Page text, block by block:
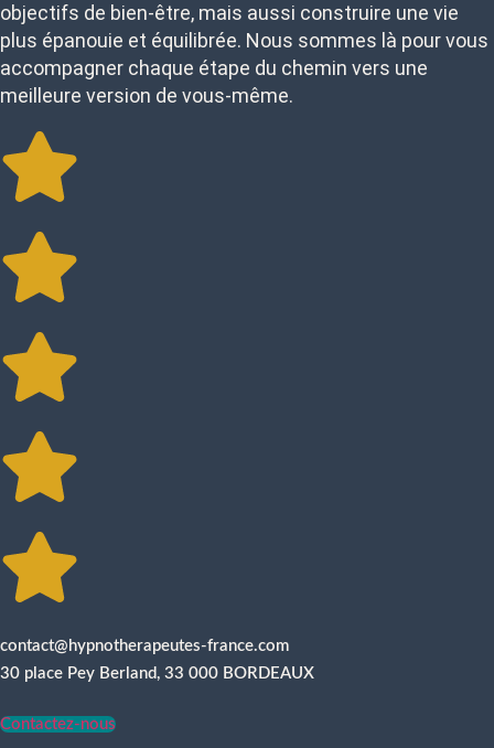
objectifs de bien-être, mais aussi construire une vie
plus épanouie et équilibrée. Nous sommes là pour vous
accompagner chaque étape du chemin vers une
meilleure version de vous-même.
contact@hypnotherapeutes-france.com
30 place Pey Berland, 33 000 BORDEAUX
Contactez-nous